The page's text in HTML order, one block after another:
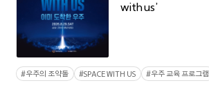
한화모멘텀
한화로보틱스
한화호텔&리조트
with us’
#우주의 조약돌 #SPACE WITH US #우주 교육 프로그램